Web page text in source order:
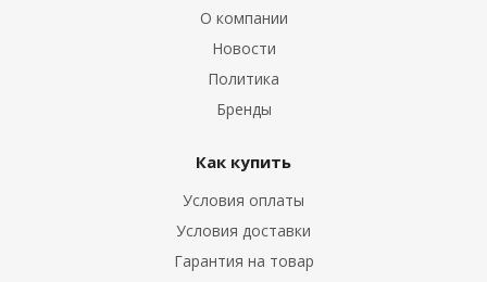
О компании
Новости
Политика
Бренды
Как купить
Условия оплаты
Условия доставки
Гарантия на товар